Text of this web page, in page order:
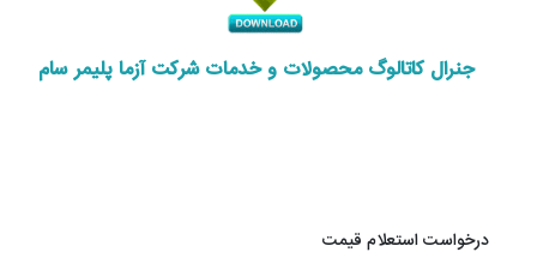
جنرال کاتالوگ محصولات و خدمات شرکت آزما پلیمر سام
درخواست استعلام قیمت